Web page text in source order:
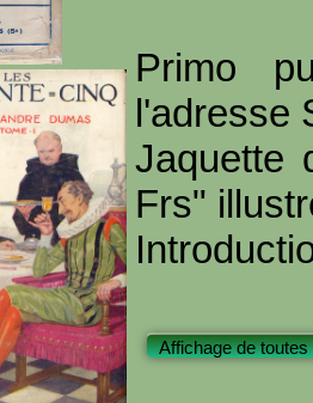
Primo
l'adresse
Jaquette
Frs"
Affichage de